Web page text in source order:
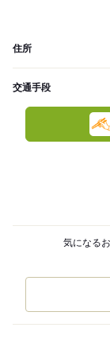
住所
交通手段
気になる